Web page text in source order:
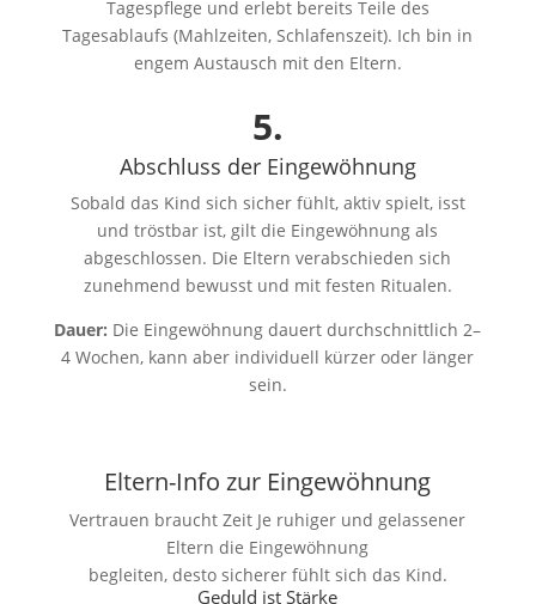
Tagespflege und erlebt bereits Teile des
Tagesablaufs (Mahlzeiten, Schlafenszeit). Ich bin in
engem Austausch mit den Eltern.
5.
Abschluss der Eingewöhnung
Sobald das Kind sich sicher fühlt, aktiv spielt, isst
und tröstbar ist, gilt die Eingewöhnung als
abgeschlossen. Die Eltern verabschieden sich
zunehmend bewusst und mit festen Ritualen.
Dauer: Die Eingewöhnung dauert durchschnittlich 2–
4 Wochen, kann aber individuell kürzer oder länger
sein.
Eltern-Info zur Eingewöhnung
Vertrauen braucht Zeit Je ruhiger und gelassener
Eltern die Eingewöhnung
begleiten, desto sicherer fühlt sich das Kind.
Geduld ist Stärke